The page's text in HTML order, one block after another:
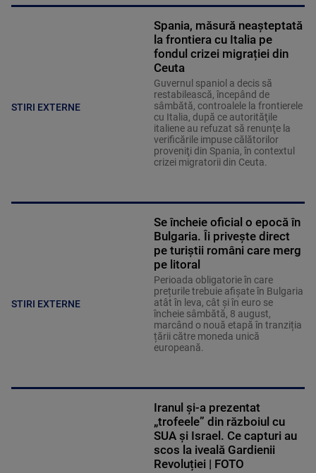
STIRI EXTERNE
Spania, măsură neașteptată
la frontiera cu Italia pe
fondul crizei migrației din
Ceuta
Guvernul spaniol a decis să
restabilească, începând de
sâmbătă, controalele la frontierele
cu Italia, după ce autorităţile
italiene au refuzat să renunţe la
verificările impuse călătorilor
proveniţi din Spania, în contextul
crizei migratorii din Ceuta.
STIRI EXTERNE
Se încheie oficial o epocă în
Bulgaria. Îi privește direct
pe turiștii români care merg
pe litoral
Perioada obligatorie în care
prețurile trebuie afișate în Bulgaria
atât în leva, cât și în euro se
încheie sâmbătă, 8 august,
marcând o nouă etapă în tranziția
țării către moneda unică
europeană.
Iranul și-a prezentat
„trofeele” din războiul cu
SUA și Israel. Ce capturi au
scos la iveală Gardienii
Revoluției | FOTO